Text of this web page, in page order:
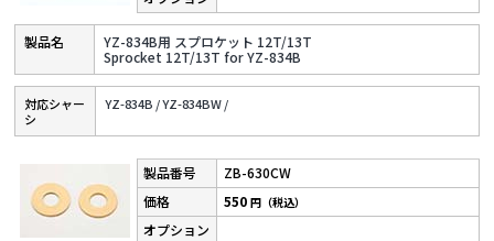
YZ-834B用 スプロケット 12T/13T
Sprocket 12T/13T for YZ-834B
対応シャー
シ
YZ-834B /YZ-834BW /
ZB-630CW
550円（税込）